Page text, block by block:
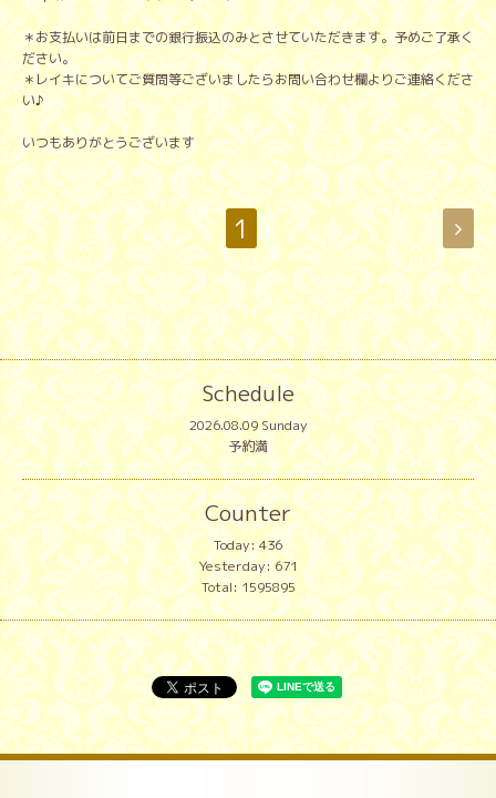
＊お支払いは前日までの銀行振込のみとさせていただきます。予めご了承く
ださい。
＊レイキについてご質問等ございましたらお問い合わせ欄よりご連絡くださ
い♪
いつもありがとうございます
1
Schedule
2026.08.09 Sunday
予約満
Counter
Today:436
Yesterday:671
Total:1595895